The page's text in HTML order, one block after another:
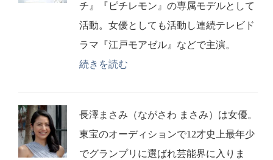
チ』『ピチレモン』の専属モデルとして
活動。女優としても活動し連続テレビド
ラマ『江戸モアゼル』などで主演。
続きを読む
長澤まさみ（ながさわ まさみ）は女優。
東宝のオーディションで12才史上最年少
でグランプリに選ばれ芸能界に入りま